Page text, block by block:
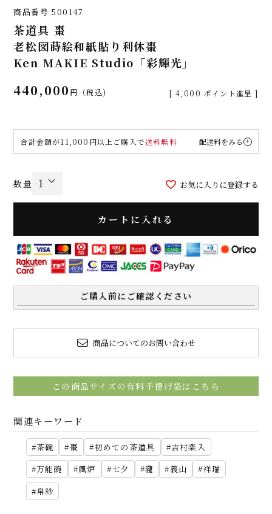
商品番号 500147
茶道具 棗
老松図蒔絵和紙貼り利休棗
Ken MAKIE Studio「彩輝光」
440,000 税込 [ 4,000 ポイント進呈 ]
合計金額が11,000円以上ご購入で送料無料 配送料をみる
お気に入りに登録する
カートに入れる
ご購入前にご確認ください
商品についてのお問い合わせ
この商品サイズの有料手提げ袋はこちら
関連キーワード
茶碗 棗 初めての茶道具
吉村楽入
万能碗
風炉 七夕 瀧 義山
祥瑞
帛紗